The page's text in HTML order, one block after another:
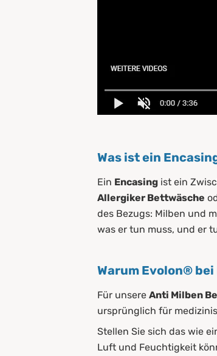
Was ist ein
Ein Encasing ist ein
Allergiker Bettwäsche
des Bezugs: Milben und
was er tun muss, und er
Warum Evolon®
Für unsere Anti Milben
ursprünglich für
Stellen Sie sich das wie
Luft und Feuchtigkeit